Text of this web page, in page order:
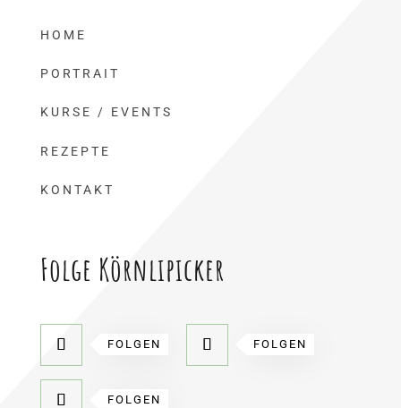
HOME
PORTRAIT
KURSE / EVENTS
REZEPTE
KONTAKT
Folge Körnlipicker
FOLGEN FOLGEN
FOLGEN